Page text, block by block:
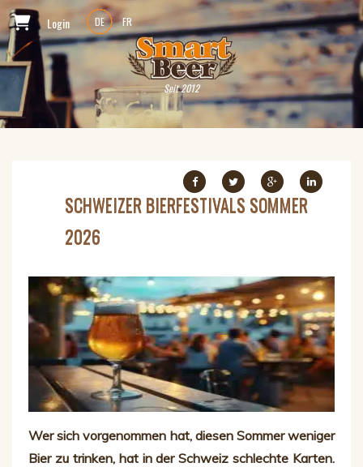
Login DE FR
Seit 2012
SCHWEIZER BIERFESTIVALS SOMMER
2026
Wer sich vorgenommen hat, diesen Sommer weniger
Bier zu trinken, hat in der Schweiz schlechte Karten.